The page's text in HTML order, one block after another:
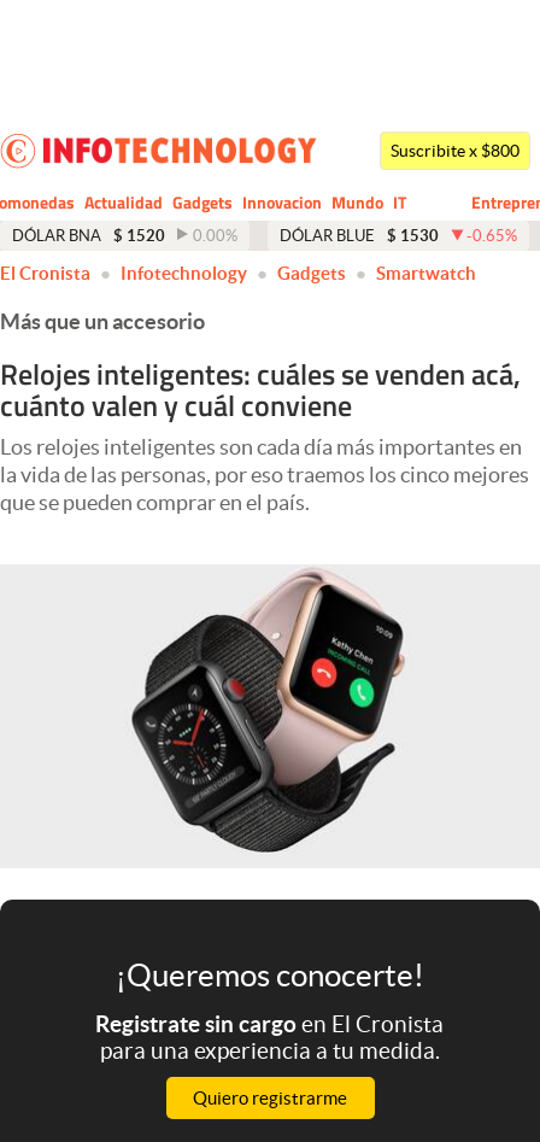
Dólar
Economía y Política
Finanzas y Mercados
Mercados Online
Negocios
Columnistas
Otras secciones
Apertura
Eventos Corporativos
Suscribite x $800
Actualidad Gadgets Innovacion Mundo
CIO
IT
Business
DÓLAR BNA $ 1520 0.00% DÓLAR BLUE $ 1530 -0.65%
El Cronista Infotechnology Gadgets Smartwatch
Más que un accesorio
Relojes inteligentes: cuáles se venden acá,
cuánto valen y cuál conviene
Los relojes inteligentes son cada día más importantes en
la vida de las personas, por eso traemos los cinco mejores
que se pueden comprar en el país.
¡Queremos conocerte!
Registrate sin cargoen El Cronista
para una experiencia a tu medida.
Quiero registrarme